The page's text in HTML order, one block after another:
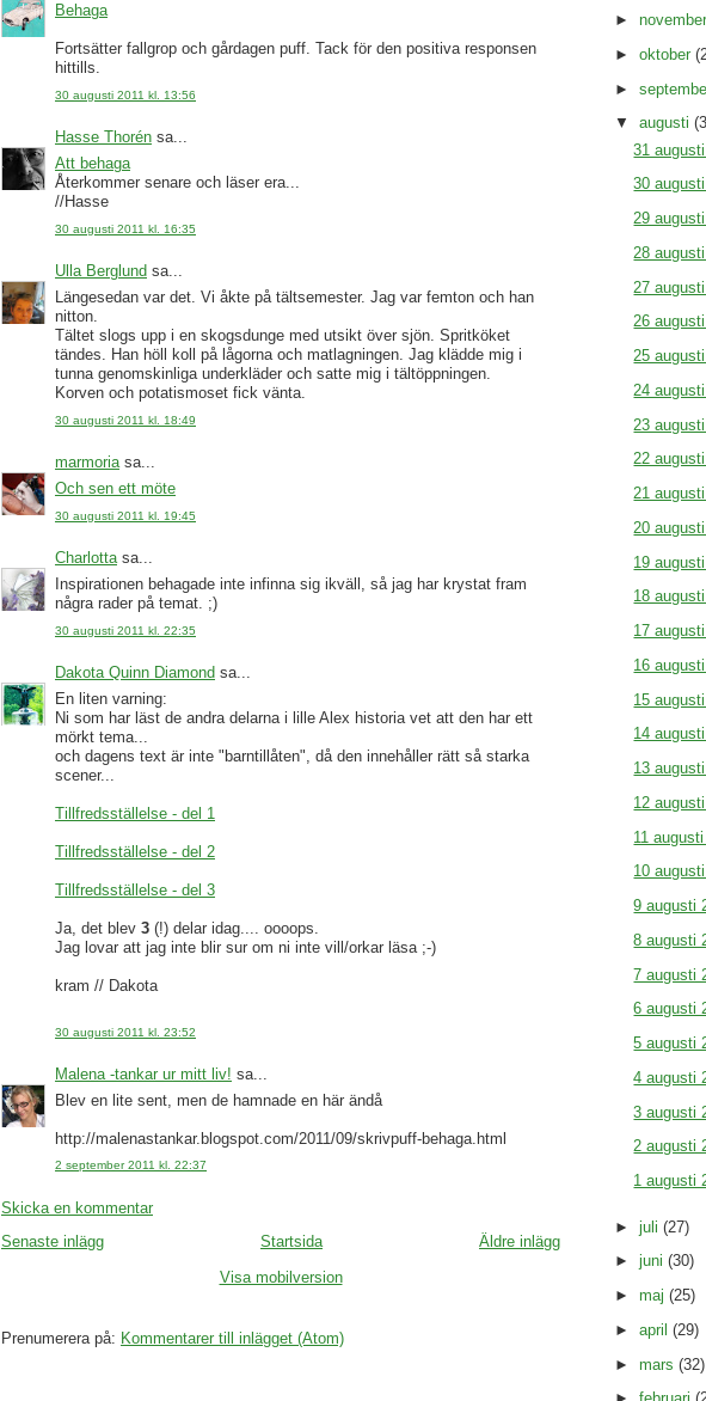
Behaga
Fortsätter fallgrop och gårdagen puff. Tack för den positiva responsen
hittills.
30 augusti 2011 kl. 13:56
Hasse Thorén sa...
Att behaga
Återkommer senare och läser era...
//Hasse
30 augusti 2011 kl. 16:35
Ulla Berglund sa...
Längesedan var det. Vi åkte på tältsemester. Jag var femton och han
nitton.
Tältet slogs upp i en skogsdunge med utsikt över sjön. Spritköket
tändes. Han höll koll på lågorna och matlagningen. Jag klädde mig i
tunna genomskinliga underkläder och satte mig i tältöppningen.
Korven och potatismoset fick vänta.
30 augusti 2011 kl. 18:49
marmoria sa...
Och sen ett möte
30 augusti 2011 kl. 19:45
Charlotta sa...
Inspirationen behagade inte infinna sig ikväll, så jag har krystat fram
några rader på temat. ;)
30 augusti 2011 kl. 22:35
Dakota Quinn Diamond sa...
En liten varning:
Ni som har läst de andra delarna i lille Alex historia vet att den har ett
mörkt tema...
och dagens text är inte "barntillåten", då den innehåller rätt så starka
scener...
Tillfredsställelse - del 1
Tillfredsställelse - del 2
Tillfredsställelse - del 3
Ja, det blev 3 (!) delar idag.... oooops.
Jag lovar att jag inte blir sur om ni inte vill/orkar läsa ;-)
kram // Dakota
30 augusti 2011 kl. 23:52
Malena -tankar ur mitt liv! sa...
Blev en lite sent, men de hamnade en här ändå
http://malenastankar.blogspot.com/2011/09/skrivpuff-behaga.html
2 september 2011 kl. 22:37
Skicka en kommentar
Senaste inlägg
Äldre inlägg
Startsida
Visa mobilversion
Prenumerera på: Kommentarer till inlägget (Atom)
► november
► oktober
►
▼ augusti
31 augusti
30
29
28 augusti
27 augusti
26
25
24 augusti
23 augusti
22
21
20 augusti
19 augusti
18
17
16 augusti
15 augusti
14
13
12 augusti
11 augusti
10
9 augusti
8 augusti
7 augusti
6 augusti
5 augusti
4 augusti
3 augusti
2 augusti
1 augusti
► juli (27)
► juni (30)
► maj (25)
► april (29)
► mars (32)